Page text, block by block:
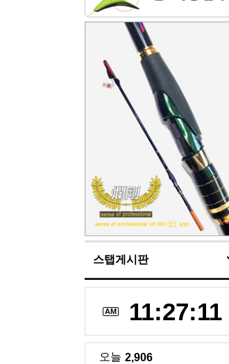
스탭게시판
AM 11:27:12
오늘 2,906